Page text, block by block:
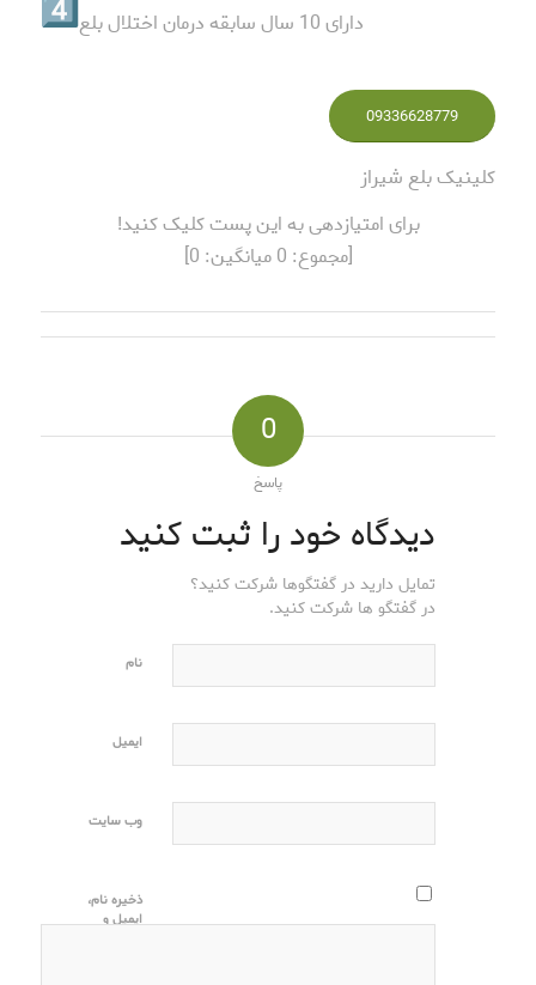
دارای 10 سال سابقه درمان اختلال بلع
09336628779
کلینیک بلع شیراز
برای امتیازدهی به این پست کلیک کنید!
[مجموع: 0میانگین: 0
]
0
پاسخ
دیدگاه خود را ثبت کنید
تمایل دارید در گفتگوها شرکت کنید؟
در گفتگو ها شرکت کنید.
نام
ایمیل
وب‌ سایت
ذخیره نام،
ایمیل و